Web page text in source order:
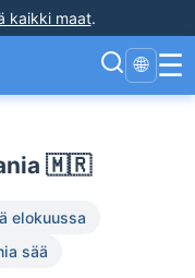
kaikki maat.
🌐 ☰
🇲🇷
elokuussa
sää